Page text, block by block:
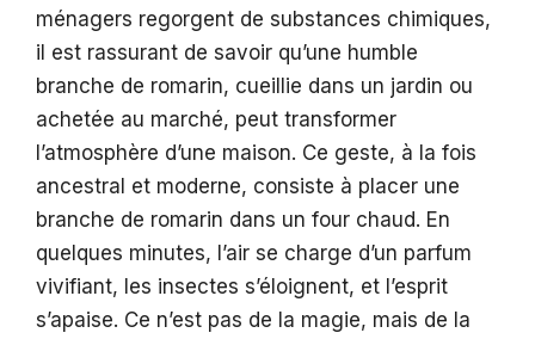
ménagers regorgent de substances chimiques,
il est rassurant de savoir qu’une humble
branche de romarin, cueillie dans un jardin ou
achetée au marché, peut transformer
l’atmosphère d’une maison. Ce geste, à la fois
ancestral et moderne, consiste à placer une
branche de romarin dans un four chaud. En
quelques minutes, l’air se charge d’un parfum
vivifiant, les insectes s’éloignent, et l’esprit
s’apaise. Ce n’est pas de la magie, mais de la